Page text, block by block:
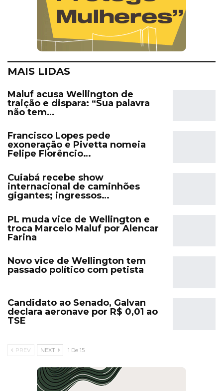
MAIS LIDAS
Maluf acusa Wellington de
traição e dispara: “Sua palavra
não tem…
Francisco Lopes pede
exoneração e Pivetta nomeia
Felipe Florêncio…
Cuiabá recebe show
internacional de caminhões
gigantes; ingressos…
PL muda vice de Wellington e
troca Marcelo Maluf por Alencar
Farina
Novo vice de Wellington tem
passado político com petista
Candidato ao Senado, Galvan
declara aeronave por R$ 0,01 ao
TSE
PREV NEXT 1 De 15